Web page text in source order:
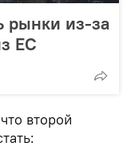
рынки из-за
ЕС
второй